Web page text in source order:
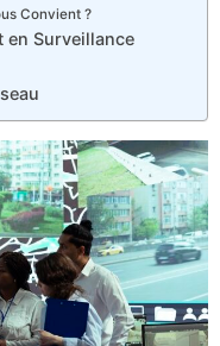
Convient ?
en Surveillance